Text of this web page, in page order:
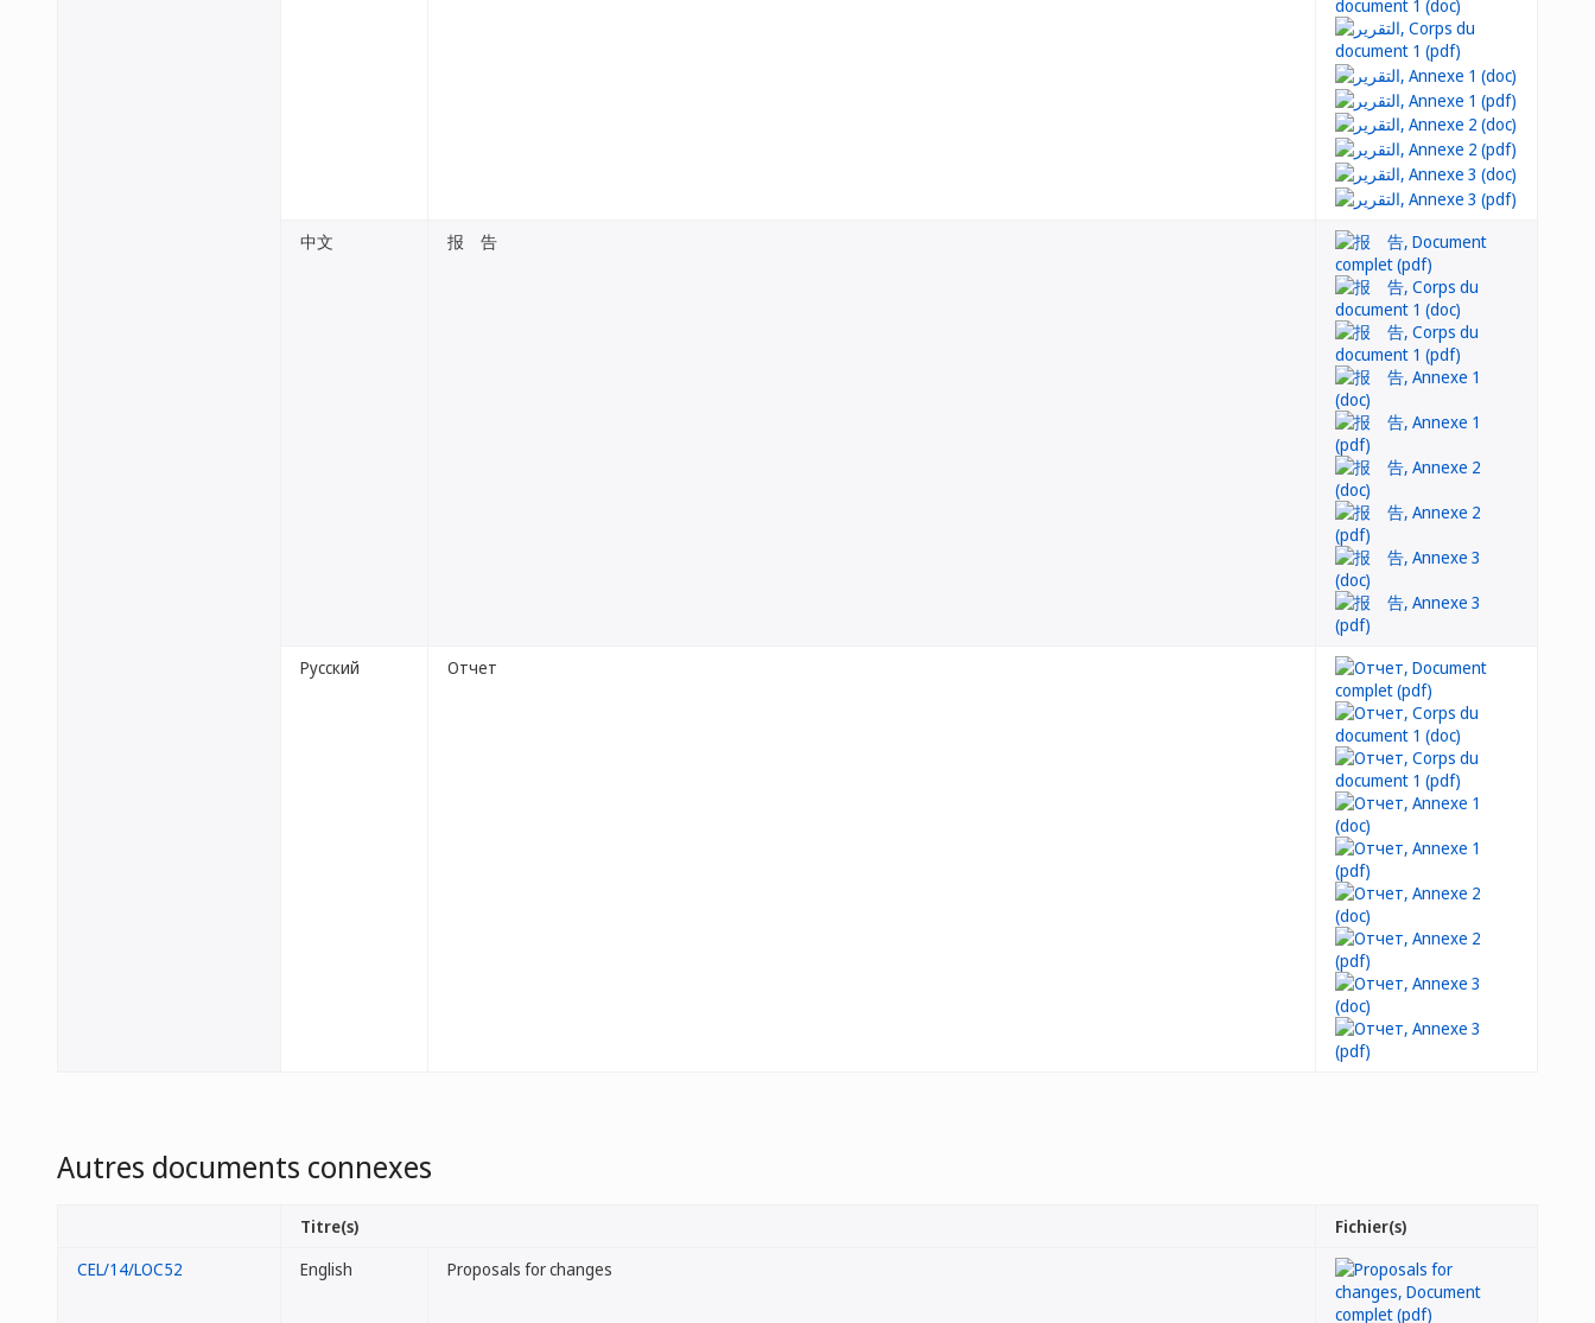
中文 报 告
Русский Отчет
Autres documents connexes
Titre(s)
Fichier(s)
CEL/14/LOC52
English Proposals for changes